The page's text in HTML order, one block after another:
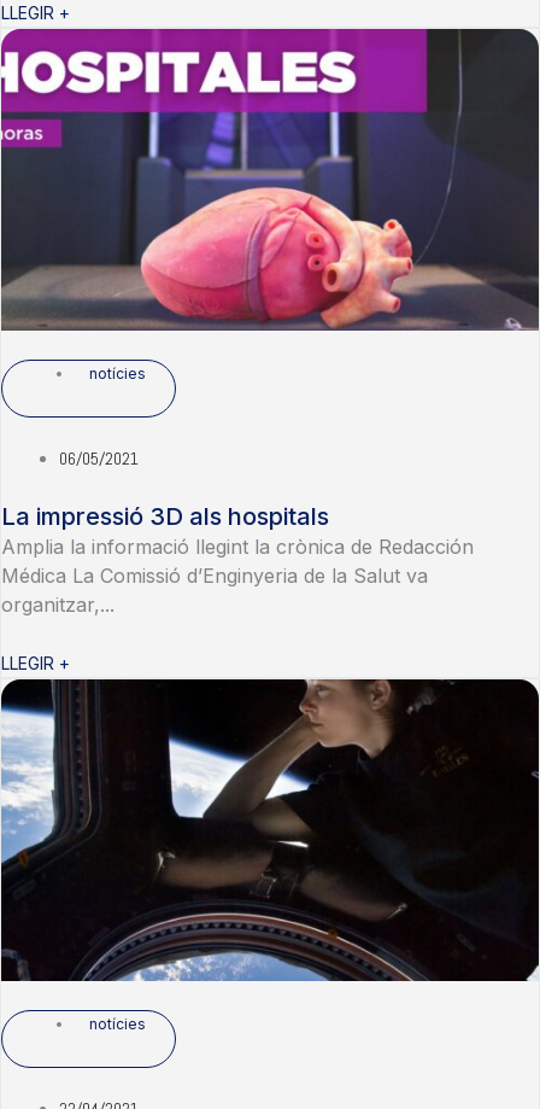
LLEGIR +
notícies
06/05/2021
La impressió 3D als hospitals
Amplia la informació llegint la crònica de Redacción
Médica La Comissió d’Enginyeria de la Salut va
organitzar,...
LLEGIR +
notícies